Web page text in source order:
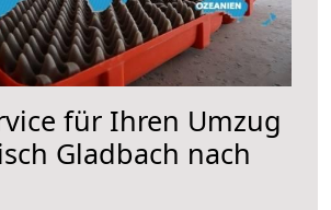
für Ihren Umzug
Gladbach nach